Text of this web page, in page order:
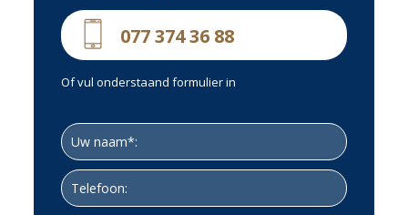
077 374 36 88
Of vul onderstaand formulier in